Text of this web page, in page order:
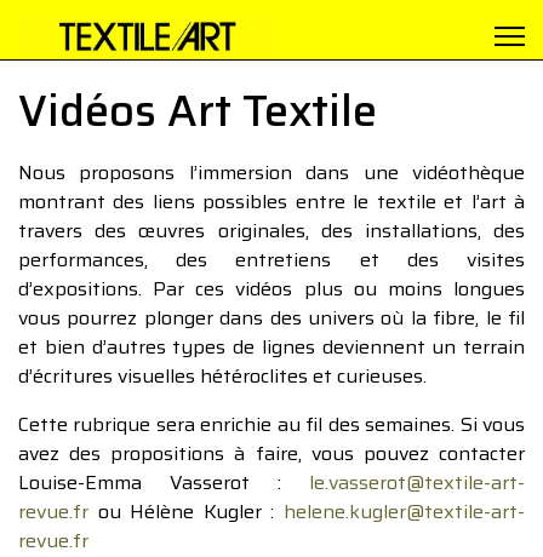
Vidéos Art Textile
Nous proposons l’immersion dans une vidéothèque
montrant des liens possibles entre le textile et l’art à
travers des œuvres originales, des installations, des
performances, des entretiens et des visites
d’expositions. Par ces vidéos plus ou moins longues
vous pourrez plonger dans des univers où la fibre, le fil
et bien d’autres types de lignes deviennent un terrain
d’écritures visuelles hétéroclites et curieuses.
Cette rubrique sera enrichie au fil des semaines. Si vous
avez des propositions à faire, vous pouvez contacter
Louise-Emma Vasserot : le.vasserot@textile-art-
revue.fr ou Hélène Kugler : helene.kugler@textile-art-
revue.fr